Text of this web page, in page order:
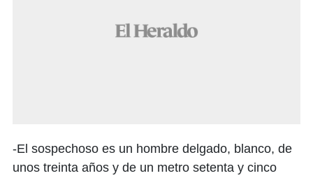
-El sospechoso es un hombre delgado, blanco, de
unos treinta años y de un metro setenta y cinco